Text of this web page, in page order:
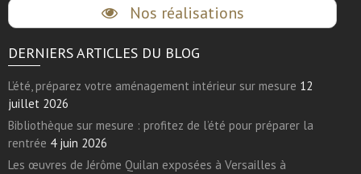
Nos réalisations
DERNIERS ARTICLES DU BLOG
L’été, préparez votre aménagement intérieur sur mesure 12
juillet 2026
Bibliothèque sur mesure : profitez de l’été pour préparer la
rentrée 4 juin 2026
Les œuvres de Jérôme Quilan exposées à Versailles à